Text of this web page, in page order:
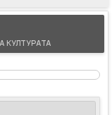
КУЛТУРАТА